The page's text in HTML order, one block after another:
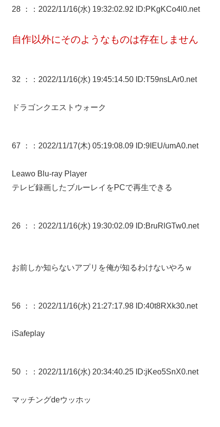
28 ： ：2022/11/16(水) 19:32:02.92 ID:PKgKCo4l0.net
自作以外にそのようなものは存在しません
32 ： ：2022/11/16(水) 19:45:14.50 ID:T59nsLAr0.net
ドラゴンクエストウォーク
67 ： ：2022/11/17(木) 05:19:08.09 ID:9IEU/umA0.net
Leawo Blu-ray Player
テレビ録画したブルーレイをPCで再生できる
26 ： ：2022/11/16(水) 19:30:02.09 ID:BruRlGTw0.net
お前しか知らないアプリを俺が知るわけないやろｗ
56 ： ：2022/11/16(水) 21:27:17.98 ID:40t8RXk30.net
iSafeplay
50 ： ：2022/11/16(水) 20:34:40.25 ID:jKeo5SnX0.net
マッチングdeウッホッ